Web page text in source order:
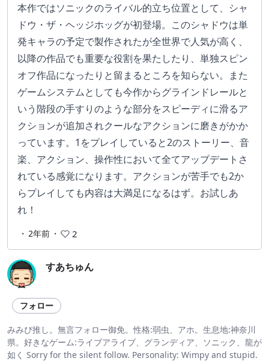
本作ではソニックのライバル的立ち位置として、シャ
ドウ・ザ・ヘッジホッグが初登場。このシャドウは単
発キャラの予定で製作されたが全世界で人気が高く、
以降の作品でも重要な役割を果たしたり、単独スピン
オフ作品になったりと留まるところを知らない。また
ゲームシステムとしても今作からグラインドレールと
いう階段の手すりのような部分をスピーディに滑るア
クションが追加されクールなアクションに磨きがかか
っています。1をプレイしていると2のストーリー、音
楽、アクション、操作性において全てアップデートさ
れている感覚になります。アクションが苦手でも2か
らプレイしても内容は大満足になるはず。お試しあ
れ！
・ 2年前 ・ 2
すあちゅん
フォロー
みみぴ推し。無言フォロー御免。性格:弱虫、アホ。生息地:神奈川
県。好きなゲーム:ライブアライブ、グランディア、ソニック、龍が
如く Sorry for the silent follow. Personality: Wimpy and stupid.